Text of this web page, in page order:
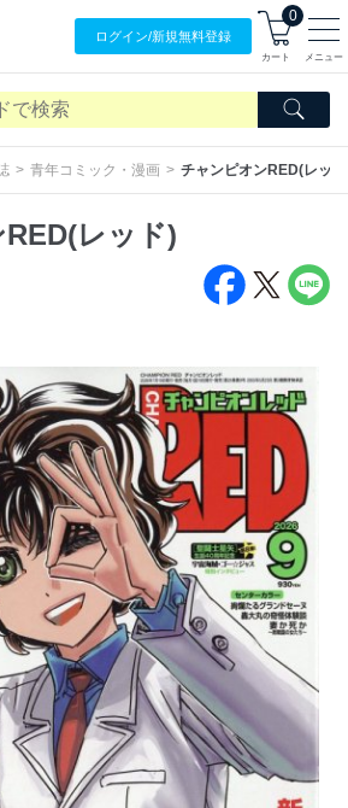
ログイン/新規無料登録
0
カート メニュー
青年コミック・漫画 チャンピオンRED(レッ
レッド)